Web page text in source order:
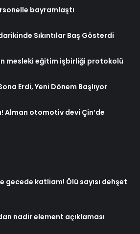
bayramlaştı
Sıkıntılar Baş Gösterdi
mesleki eğitim işbirliği protokolü
Erdi, Yeni Dönem Başlıyor
Alman otomotiv devi Çin’de
gecede katliam! Ölü sayısı dehşet
nadir element açıklaması